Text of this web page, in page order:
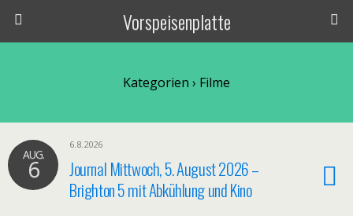
Vorspeisenplatte
Kategorien › Filme
AUG.
6
6.8.2026
Journal Mittwoch, 5. August 2026 –
Brighton 5 mit Abkühlung und Kino